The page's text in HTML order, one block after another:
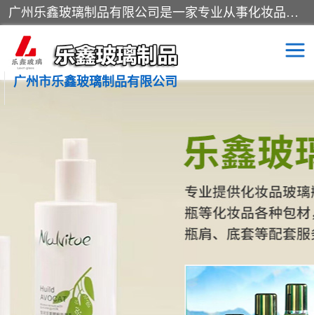
广州乐鑫玻璃制品有限公司是一家专业从事化妆品瓶子、化妆品玻璃瓶子、膏霜瓶、化妆品玻璃瓶等产品的集开发研制、生产、销售于一体的实业型玻璃制品生产企业。产品从设计、开模、试样、生产、蒙砂、抛光、喷涂、高低温单色及多色印刷，烫金（银）到交货实现一条龙服务。
广州市乐鑫玻璃制品有限公司
化妆品包装瓶 香水包装瓶
化妆品玻璃瓶
玻璃瓶
拉管瓶